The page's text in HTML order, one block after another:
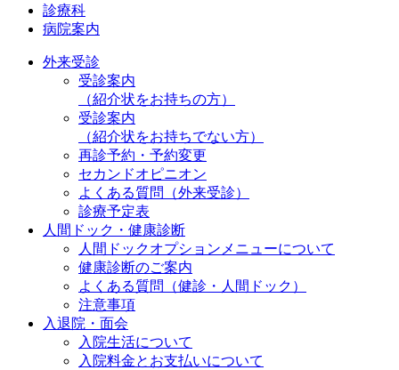
診療科
病院案内
外来受診
受診案内
（紹介状をお持ちの方）
受診案内
（紹介状をお持ちでない方）
再診予約・予約変更
セカンドオピニオン
よくある質問（外来受診）
診療予定表
人間ドック・健康診断
人間ドックオプションメニューについて
健康診断のご案内
よくある質問（健診・人間ドック）
注意事項
入退院・面会
入院生活について
入院料金とお支払いについて